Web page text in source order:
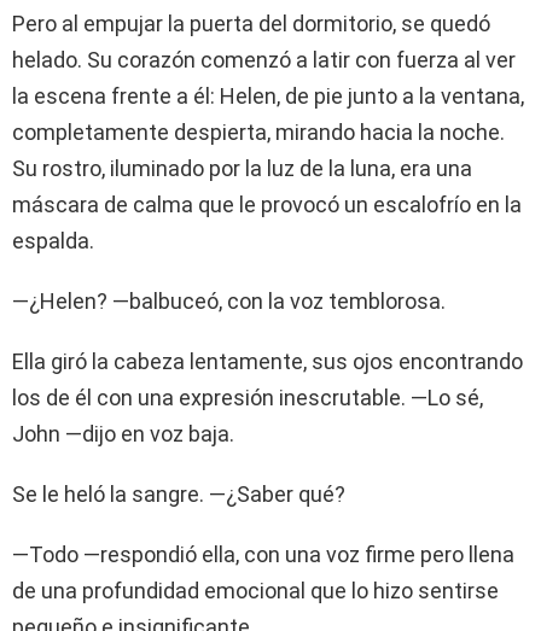
Pero al empujar la puerta del dormitorio, se quedó
helado. Su corazón comenzó a latir con fuerza al ver
la escena frente a él: Helen, de pie junto a la ventana,
completamente despierta, mirando hacia la noche.
Su rostro, iluminado por la luz de la luna, era una
máscara de calma que le provocó un escalofrío en la
espalda.
—¿Helen? —balbuceó, con la voz temblorosa.
Ella giró la cabeza lentamente, sus ojos encontrando
los de él con una expresión inescrutable. —Lo sé,
John —dijo en voz baja.
Se le heló la sangre. —¿Saber qué?
—Todo —respondió ella, con una voz firme pero llena
de una profundidad emocional que lo hizo sentirse